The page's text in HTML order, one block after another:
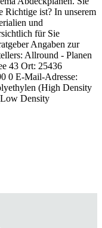
Richtige ist? In unserem
und
für Sie
Angaben zur
Allround - Planen
43 Ort: 25436
0 E-Mail-Adresse:
(High Density
Density